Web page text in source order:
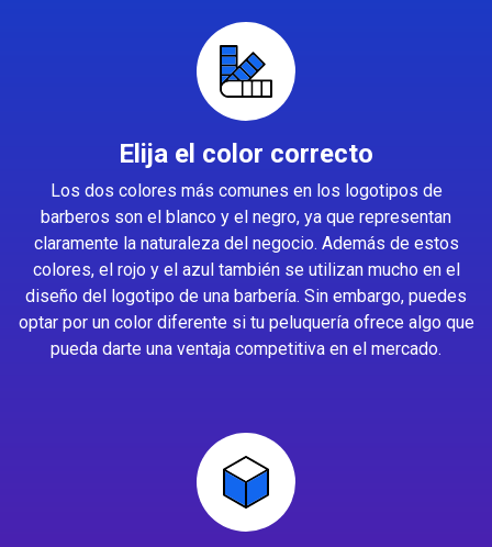
Elija el color correcto
Los dos colores más comunes en los logotipos de
barberos son el blanco y el negro, ya que representan
claramente la naturaleza del negocio. Además de estos
colores, el rojo y el azul también se utilizan mucho en el
diseño del logotipo de una barbería. Sin embargo, puedes
optar por un color diferente si tu peluquería ofrece algo que
pueda darte una ventaja competitiva en el mercado.